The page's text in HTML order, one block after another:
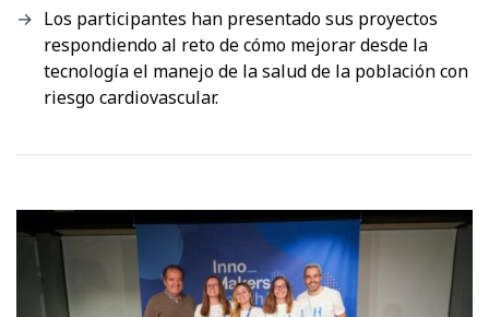
Los participantes han presentado sus proyectos
respondiendo al reto de cómo mejorar desde la
tecnología el manejo de la salud de la población con
riesgo cardiovascular.